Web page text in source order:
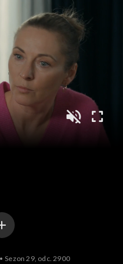
szczęścia
Sezon 29, odc. 2900